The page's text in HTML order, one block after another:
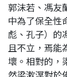
郭沫若、馮友
中為了保全性
彪、孔子）的
且不立，焉能
壞。相對的，